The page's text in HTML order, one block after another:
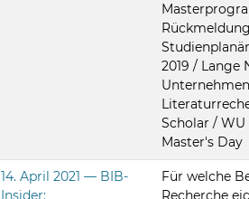
2019 / Lange
Scholar /
Master's Day
14. April 2021 — BIB-
Insider:
Für welche
Recherche